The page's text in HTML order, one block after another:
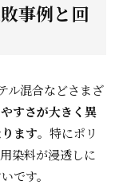
事例と回
ル混合などさまざ
すさが大きく異
ます。特にポリ
染料が浸透しに
です。